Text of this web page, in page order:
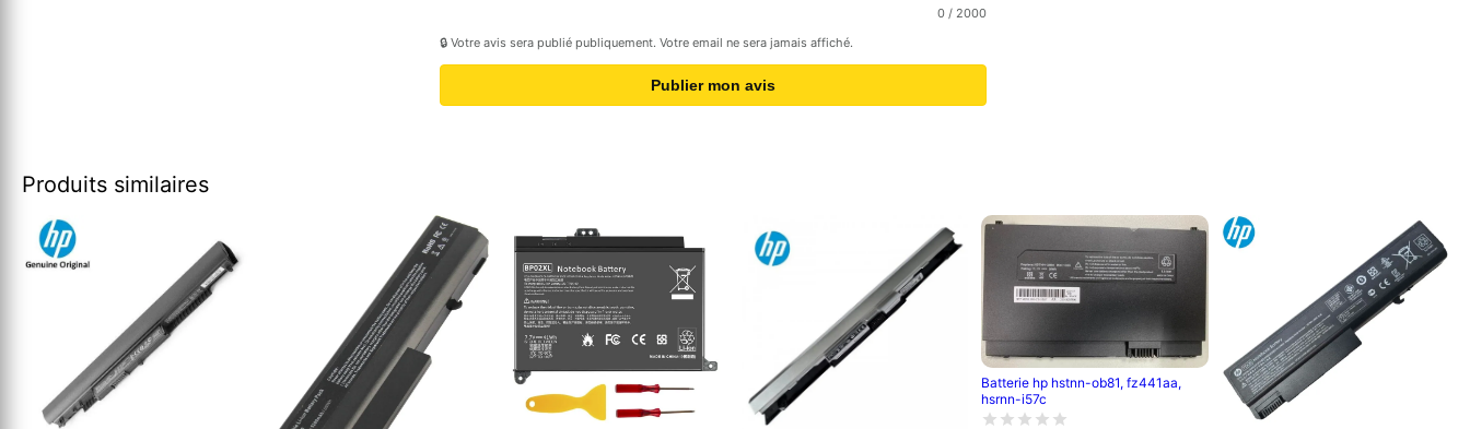
0 / 2000
🔒 Votre avis sera publié publiquement. Votre email ne sera jamais affiché.
Publier mon avis
Produits similaires
Batterie hp hstnn-ob81, fz441aa,
hsrnn-i57c